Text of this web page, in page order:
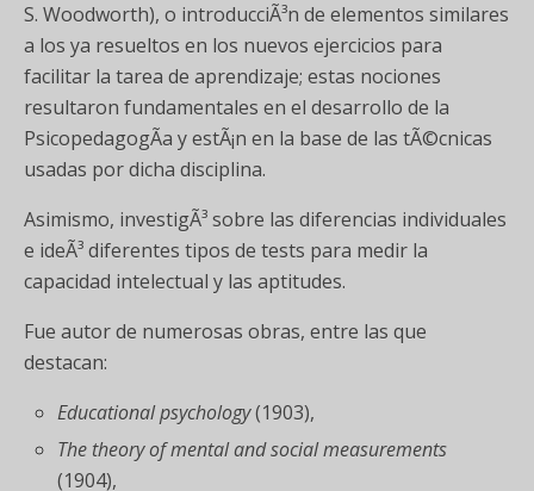
S. Woodworth), o introducciÃ³n de elementos similares
a los ya resueltos en los nuevos ejercicios para
facilitar la tarea de aprendizaje; estas nociones
resultaron fundamentales en el desarrollo de la
PsicopedagogÃ­a y estÃ¡n en la base de las tÃ©cnicas
usadas por dicha disciplina.
Asimismo, investigÃ³ sobre las diferencias individuales
e ideÃ³ diferentes tipos de tests para medir la
capacidad intelectual y las aptitudes.
Fue autor de numerosas obras, entre las que
destacan:
Educational psychology(1903),
The theory of mental and social measurements
(1904),